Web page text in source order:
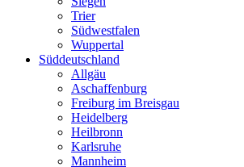
Trier
Südwestfalen
Wuppertal
Süddeutschland
Allgäu
Aschaffenburg
Freiburg im Breisgau
Heidelberg
Heilbronn
Karlsruhe
Mannheim